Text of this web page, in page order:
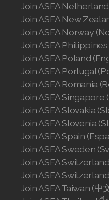
Join ASEA
Join ASEA New
Join ASEA Norway
Join ASEA
Join ASEA Poland
Join ASEA Portugal
Join ASEA Romania
Join ASEA Singapore
Join ASEA Slovakia
Join ASEA Slovenia
Join ASEA Spain
Join ASEA Sweden
Join ASEA
Join ASEA
Join ASEA Taiwan (中